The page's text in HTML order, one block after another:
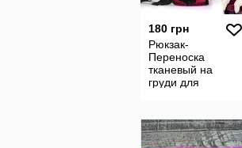
180 грн
Рюкзак-
Переноска
тканевый на
груди для
переноска для
собак